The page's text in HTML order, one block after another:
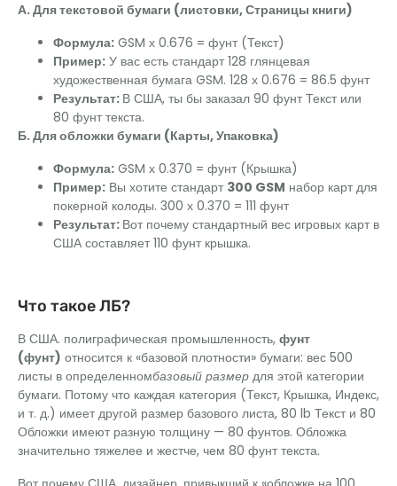
А. Для текстовой бумаги (листовки, Страницы книги)
Формула: GSM х 0.676 = фунт (Текст)
Пример: У вас есть стандарт 128 глянцевая
художественная бумага GSM. 128 х 0.676 = 86.5 фунт
Результат: В США, ты бы заказал 90 фунт Текст или
80 фунт текста.
Б. Для обложки бумаги (Карты, Упаковка)
Формула: GSM х 0.370 = фунт (Крышка)
Пример: Вы хотите стандарт 300 GSM набор карт для
покерной колоды. 300 х 0.370 = 111 фунт
Результат: Вот почему стандартный вес игровых карт в
США составляет 110 фунт крышка.
Что такое ЛБ?
В США. полиграфическая промышленность, фунт
(фунт) относится к «базовой плотности» бумаги: вес 500
листы в определенномбазовый размер для этой категории
бумаги. Потому что каждая категория (Текст, Крышка, Индекс,
и т. д.) имеет другой размер базового листа, 80 lb Текст и 80
Обложки имеют разную толщину — 80 фунтов. Обложка
значительно тяжелее и жестче, чем 80 фунт текста.